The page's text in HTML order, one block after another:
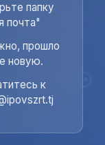
папку
почта"
прошло
новую.
к